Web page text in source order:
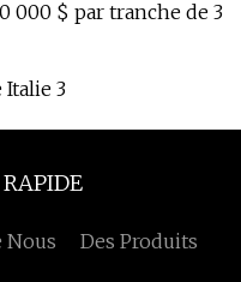
000 $ par tranche de 3
Italie 3
Nous Des Produits